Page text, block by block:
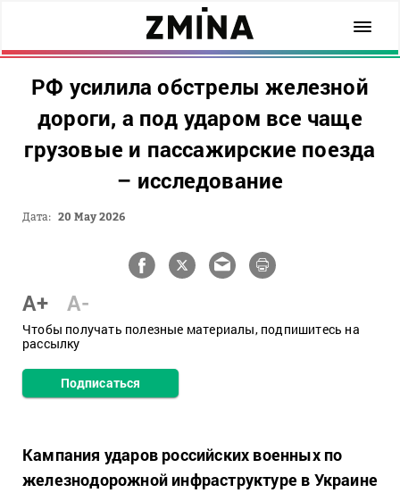
РФ усилила обстрелы железной
дороги, а под ударом все чаще
грузовые и пассажирские поезда
– исследование
Дата: 20 May 2026
A+ A-
Чтобы получать полезные материалы, подпишитесь на
рассылку
Подписаться
Кампания ударов российских военных по
железнодорожной инфраструктуре в Украине